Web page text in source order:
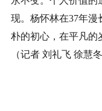
现。杨怀林在37年
朴的初心，在平凡的
（记者 刘礼飞 徐慧